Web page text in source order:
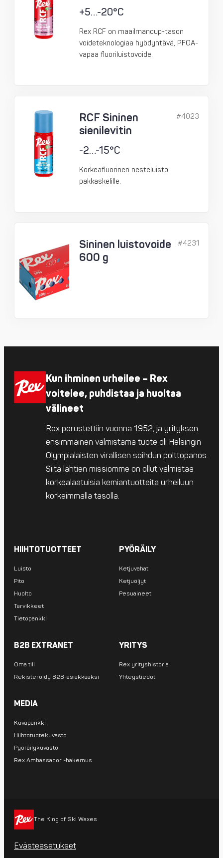
+5…-20°C
Rex RCF on maailmancup-tason
voideteknologiaa hyödyntävä, PFOA-
vapaa fluoriluistovoide.
RCF Sininen
sienilevitin
-2…-15°C
Korkeafluorinen nesteluisto
pakkaskelille.
#4023
Sininen luistovoide
600 g
#4231
Kun ihminen urheilee – Rex
voitelee, puhdistaa ja huoltaa
välineet
Rex perustettiin vuonna 1952, ja yrityksen
ensimmäinen valmistama tuote oli Helsingin
Olympialaisten virallisen soihdun polttopanos.
Siitä lähtien missiomme on ollut valmistaa
korkealaatuisia kemiantuotteita urheiluun
korkeimmalla tasolla.
HIIHTOTUOTTEET
Luisto
Pito
Huolto
Tarvikkeet
Tietopankki
PYÖRÄILY
Ketjuvahat
Ketjuöljyt
Pesuaineet
B2B EXTRANET
Oma tili
Rekisteröidy B2B-asiakkaaksi
YRITYS
Rex yrityshistoria
Yhteystiedot
MEDIA
Kuvapankki
Hiihtotuotekuvasto
Pyöräilykuvasto
Rex Ambassador -hakemus
The King of Ski Waxes
Evästeasetukset